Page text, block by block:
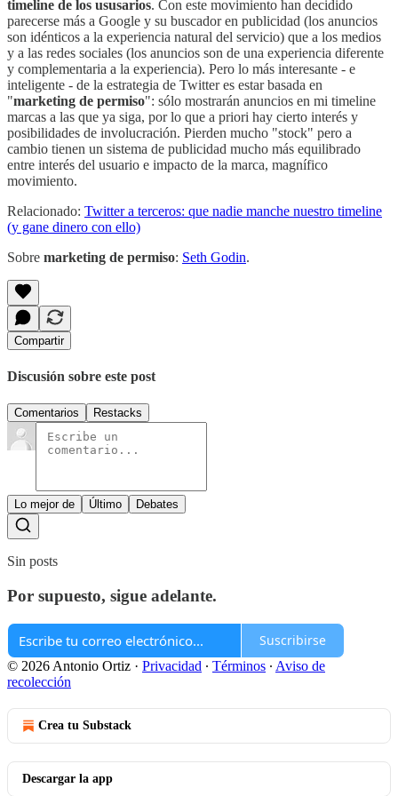
timeline de los ususarios. Con este movimiento han decidido
parecerse más a Google y su buscador en publicidad (los anuncios
son idénticos a la experiencia natural del servicio) que a los medios
y a las redes sociales (los anuncios son de una experiencia diferente
y complementaria a la experiencia). Pero lo más interesante - e
inteligente - de la estrategia de Twitter es estar basada en
"marketing de permiso": sólo mostrarán anuncios en mi timeline
marcas a las que ya siga, por lo que a priori hay cierto interés y
posibilidades de involucración. Pierden mucho "stock" pero a
cambio tienen un sistema de publicidad mucho más equilibrado
entre interés del usuario e impacto de la marca, magnífico
movimiento.
Relacionado: Twitter a terceros: que nadie manche nuestro timeline
(y gane dinero con ello)
Sobre marketing de permiso: Seth Godin.
Compartir
Discusión sobre este post
Comentarios Restacks
Lo mejor de Último Debates
Sin posts
Por supuesto, sigue adelante.
Suscribirse
© 2026 Antonio Ortiz · Privacidad ∙ Términos ∙ Aviso de
recolección
Crea tu Substack
Descargar la app